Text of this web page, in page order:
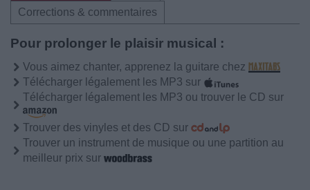
Corrections & commentaires
Pour prolonger le plaisir musical :
Vous aimez chanter, apprenez la guitare chez
Télécharger légalement les MP3 sur
Télécharger légalement les MP3 ou trouver le CD sur
Trouver des vinyles et des CD sur
Trouver un instrument de musique ou une partition au
meilleur prix sur